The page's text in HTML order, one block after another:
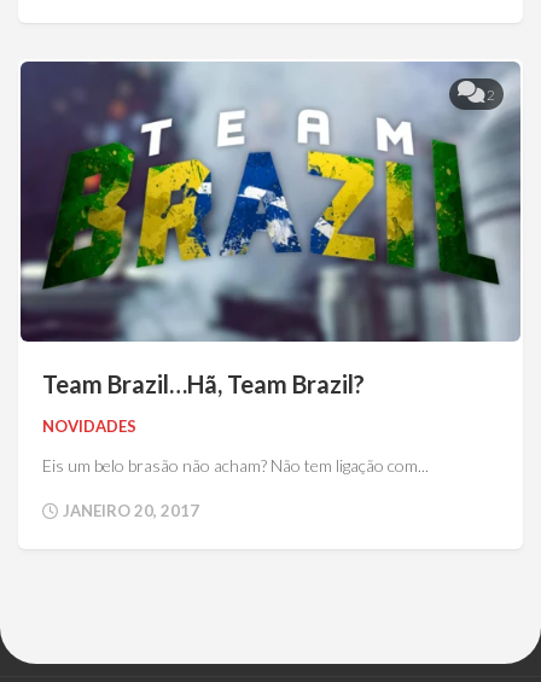
2
Team Brazil…Hã, Team Brazil?
NOVIDADES
Eis um belo brasão não acham? Não tem ligação com...
JANEIRO 20, 2017